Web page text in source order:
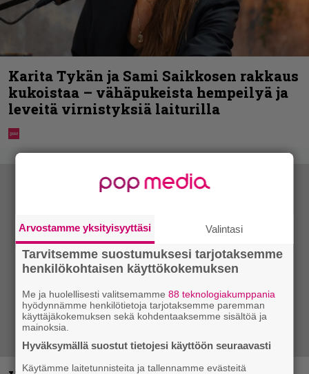
Karita Tykän ja Sami Saikkosen rakkaus
kukoistaa – vähäpukeista hempeilyä ja
leveitä virnistyksiä laiturilla
Arvostamme yksityisyyttäsi Valintasi
Tarvitsemme suostumuksesi tarjotaksemme
henkilökohtaisen käyttökokemuksen
Me ja huolellisesti valitsemamme88 teknologiakumppania
hyödynnämme henkilötietoja tarjotaksemme paremman
käyttäjäkokemuksen sekä kohdentaaksemme sisältöä ja
mainoksia.
Hyväksymällä suostut tietojesi käyttöön seuraavasti
Käytämme laitetunnisteita ja tallennamme evästeitä